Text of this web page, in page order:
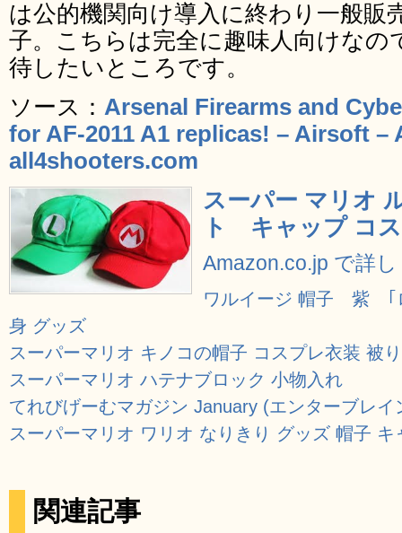
は公的機関向け導入に終わり一般販
子。こちらは完全に趣味人向けなの
待したいところです。
ソース： Arsenal Firearms and
for AF-2011 A1 replicas! – Airsoft –
all4shooters.com
スーパー マリオ
ト キャップ コ
Amazon.co.jp で詳
ワルイージ 帽子 紫
身 グッズ
スーパーマリオ キノコの帽子 コスプレ衣装 被
スーパーマリオ ハテナブロック 小物入れ
てれびげーむマガジン January (エンターブレイ
スーパーマリオ ワリオ なりきり グッズ 帽子
関連記事